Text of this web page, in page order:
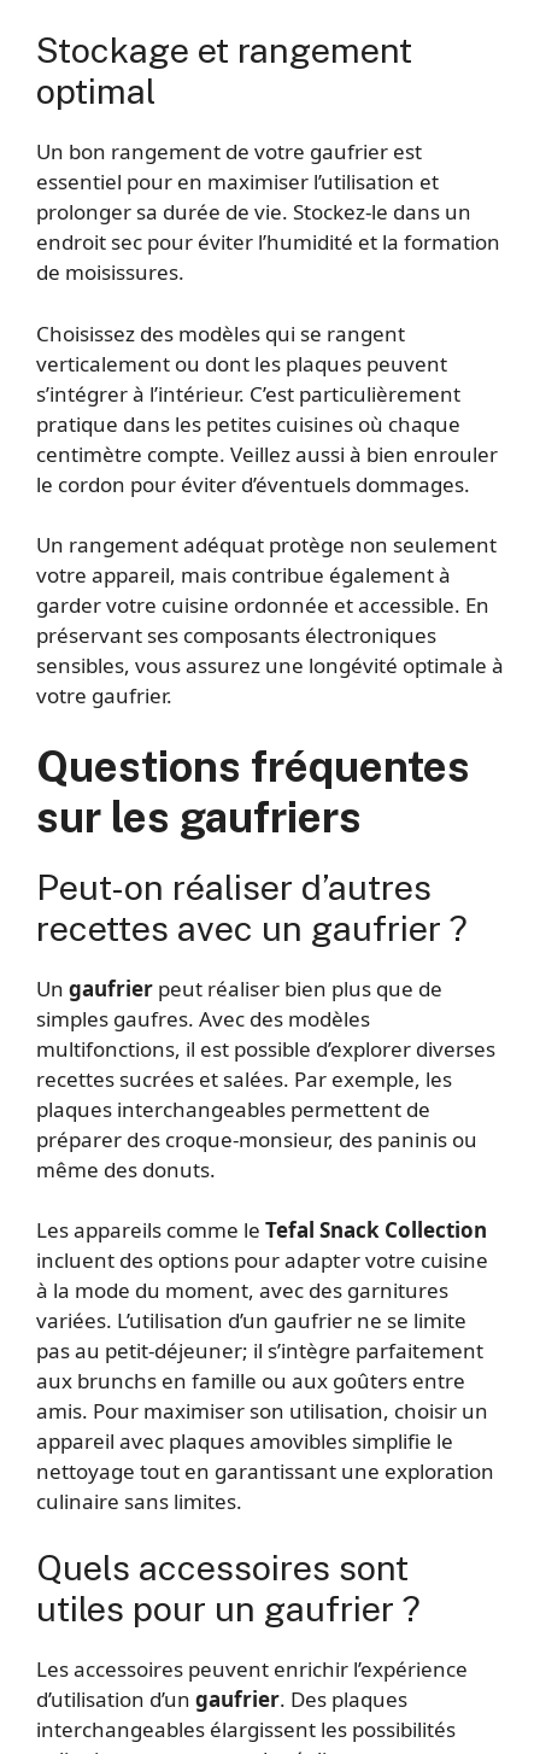
Stockage et rangement
optimal
Un bon rangement de votre gaufrier est
essentiel pour en maximiser l’utilisation et
prolonger sa durée de vie. Stockez-le dans un
endroit sec pour éviter l’humidité et la formation
de moisissures.
Choisissez des modèles qui se rangent
verticalement ou dont les plaques peuvent
s’intégrer à l’intérieur. C’est particulièrement
pratique dans les petites cuisines où chaque
centimètre compte. Veillez aussi à bien enrouler
le cordon pour éviter d’éventuels dommages.
Un rangement adéquat protège non seulement
votre appareil, mais contribue également à
garder votre cuisine ordonnée et accessible. En
préservant ses composants électroniques
sensibles, vous assurez une longévité optimale à
votre gaufrier.
Questions fréquentes
sur les gaufriers
Peut-on réaliser d’autres
recettes avec un gaufrier ?
Un gaufrier peut réaliser bien plus que de
simples gaufres. Avec des modèles
multifonctions, il est possible d’explorer diverses
recettes sucrées et salées. Par exemple, les
plaques interchangeables permettent de
préparer des croque-monsieur, des paninis ou
même des donuts.
Les appareils comme le Tefal Snack Collection
incluent des options pour adapter votre cuisine
à la mode du moment, avec des garnitures
variées. L’utilisation d’un gaufrier ne se limite
pas au petit-déjeuner; il s’intègre parfaitement
aux brunchs en famille ou aux goûters entre
amis. Pour maximiser son utilisation, choisir un
appareil avec plaques amovibles simplifie le
nettoyage tout en garantissant une exploration
culinaire sans limites.
Quels accessoires sont
utiles pour un gaufrier ?
Les accessoires peuvent enrichir l’expérience
d’utilisation d’un gaufrier. Des plaques
interchangeables élargissent les possibilités